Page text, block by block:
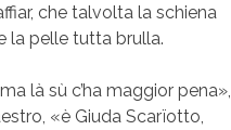
che talvolta la schiena
la pelle tutta brulla.
là sù c’ha maggior pena»,
«è Giuda Scarïotto,